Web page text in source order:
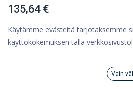
Hinta:
Category
135,64 €
108,08 €
Tallenna
Käytämme evästeitä tarjotaksemme
käyttökokemuksen tällä
Vain